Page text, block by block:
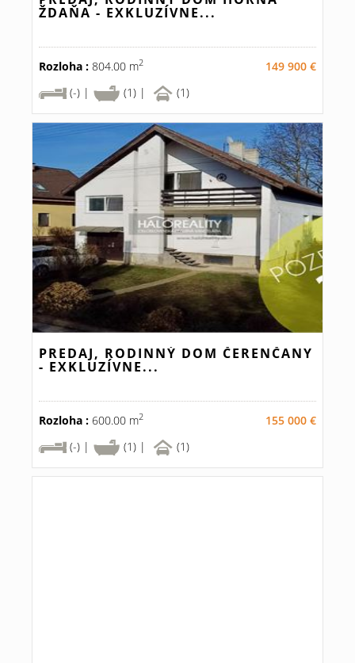
ŽDAŇA - EXKLUZÍVNE...
Rozloha : 804.00 m2
149 900 €
(-) |
(1) | (1)
PREDAJ, RODINNÝ DOM ČERENČANY
- EXKLUZÍVNE...
Rozloha : 600.00 m2
155 000 €
(-) |
(1) | (1)